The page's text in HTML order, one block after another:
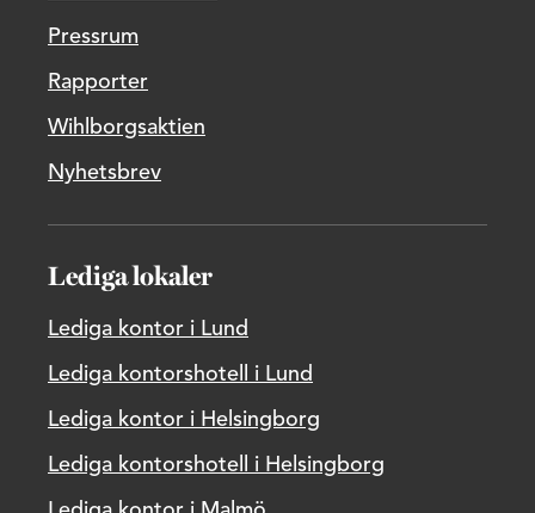
Pressrum
Rapporter
Wihlborgsaktien
Nyhetsbrev
Lediga lokaler
Lediga kontor i Lund
Lediga kontorshotell i Lund
Lediga kontor i Helsingborg
Lediga kontorshotell i Helsingborg